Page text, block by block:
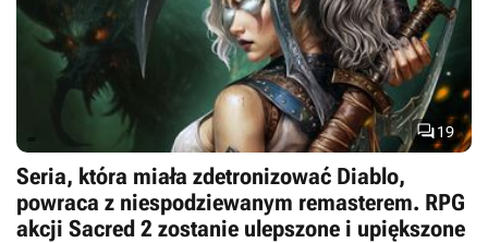
19
Seria, która miała zdetronizować Diablo,
powraca z niespodziewanym remasterem. RPG
akcji Sacred 2 zostanie ulepszone i upiększone